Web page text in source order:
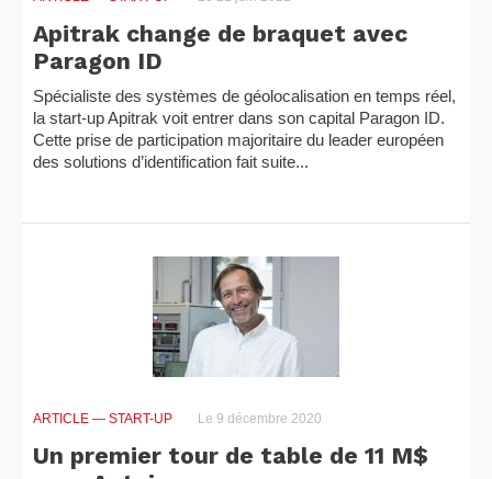
Apitrak change de braquet avec
Paragon ID
Spécialiste des systèmes de géolocalisation en temps réel,
la start-up Apitrak voit entrer dans son capital Paragon ID.
Cette prise de participation majoritaire du leader européen
des solutions d’identification fait suite...
ARTICLE — START-UP Le 9 décembre 2020
Un premier tour de table de 11 M$